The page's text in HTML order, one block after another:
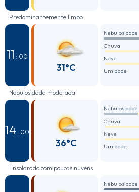
Predominantemente limpo
11 : 00
31°C
Nebulosidade
Chuva
Neve
Umidade
Nebulosidade moderada
14 : 00
36°C
Nebulosidade
Chuva
Neve
Umidade
Ensolarado com poucas nuvens
Nebulosidade